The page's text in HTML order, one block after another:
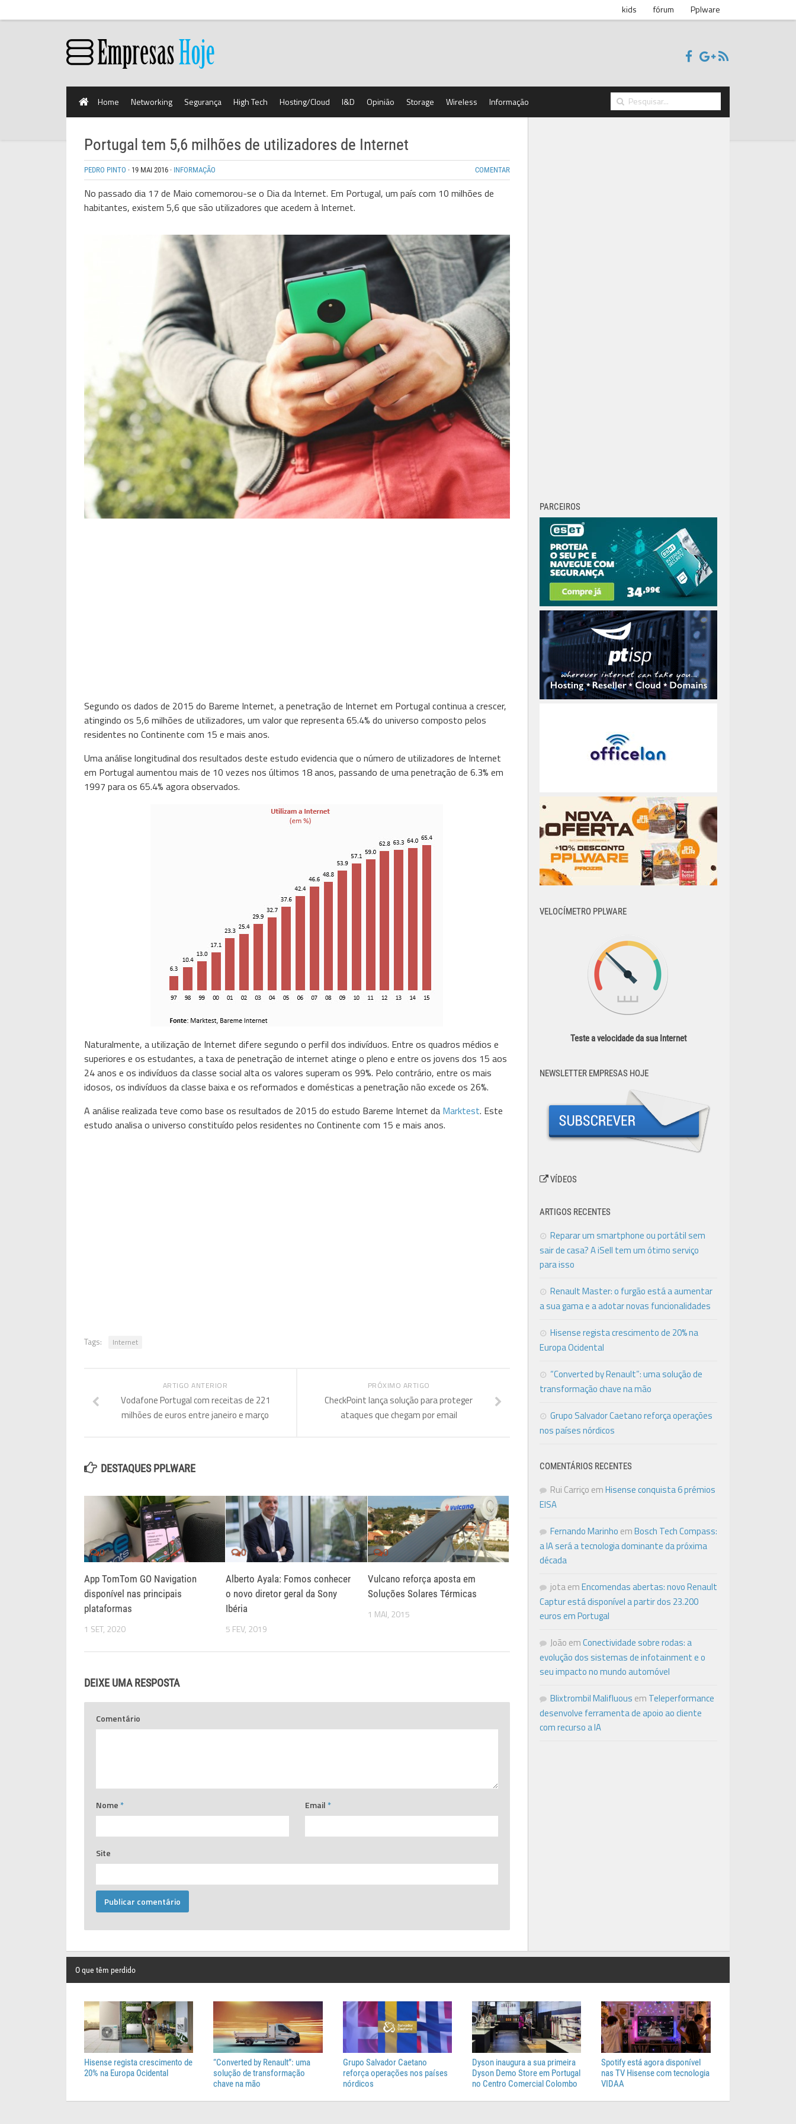
kids fórum Pplware
Home Networking Segurança High Tech Hosting/Cloud I&D Opinião Storage Wireless Informação
Portugal tem 5,6 milhões de utilizadores de Internet
PEDRO PINTO · 19 MAI 2016 · INFORMAÇÃO COMENTAR
No passado dia 17 de Maio comemorou-se o Dia da Internet. Em Portugal, um país com 10 milhões de
habitantes, existem 5,6 que são utilizadores que acedem à Internet.
Segundo os dados de 2015 do Bareme Internet, a penetração de Internet em Portugal continua a crescer,
atingindo os 5,6 milhões de utilizadores, um valor que representa 65.4% do universo composto pelos
residentes no Continente com 15 e mais anos.
Uma análise longitudinal dos resultados deste estudo evidencia que o número de utilizadores de Internet
em Portugal aumentou mais de 10 vezes nos últimos 18 anos, passando de uma penetração de 6.3% em
1997 para os 65.4% agora observados.
Naturalmente, a utilização de Internet difere segundo o perfil dos indivíduos. Entre os quadros médios e
superiores e os estudantes, a taxa de penetração de internet atinge o pleno e entre os jovens dos 15 aos
24 anos e os indivíduos da classe social alta os valores superam os 99%. Pelo contrário, entre os mais
idosos, os indivíduos da classe baixa e os reformados e domésticas a penetração não excede os 26%.
A análise realizada teve como base os resultados de 2015 do estudo Bareme Internet da Marktest. Este
estudo analisa o universo constituído pelos residentes no Continente com 15 e mais anos.
Tags: Internet
PRÓXIMO ARTIGO
CheckPoint lança solução para proteger
ataques que chegam por email
ARTIGO ANTERIOR
Vodafone Portugal com receitas de 221
milhões de euros entre janeiro e março
DESTAQUES PPLWARE
0
App TomTom GO Navigation
disponível nas principais
plataformas
1 SET, 2020
0
Alberto Ayala: Fomos conhecer
o novo diretor geral da Sony
Ibéria
5 FEV, 2019
0
Vulcano reforça aposta em
Soluções Solares Térmicas
1 MAI, 2015
DEIXE UMA RESPOSTA
Comentário
Nome * Email *
Site
PARCEIROS
VELOCÍMETRO PPLWARE
Teste a velocidade da sua Internet
NEWSLETTER EMPRESAS HOJE
VÍDEOS
ARTIGOS RECENTES
Reparar um smartphone ou portátil sem
sair de casa? A iSell tem um ótimo serviço
para isso
Renault Master: o furgão está a aumentar
a sua gama e a adotar novas funcionalidades
Hisense regista crescimento de 20% na
Europa Ocidental
“Converted by Renault”: uma solução de
transformação chave na mão
Grupo Salvador Caetano reforça operações
nos países nórdicos
COMENTÁRIOS RECENTES
Rui Carriço emHisense conquista 6 prémios
EISA
Fernando Marinho emBosch Tech Compass:
a IA será a tecnologia dominante da próxima
década
jotaemEncomendas abertas: novo Renault
Captur está disponível a partir dos 23.200
euros em Portugal
João emConectividade sobre rodas: a
evolução dos sistemas de infotainment e o
seu impacto no mundo automóvel
Blixtrombil Malifluous em Teleperformance
desenvolve ferramenta de apoio ao cliente
com recurso a IA
O que têm perdido
Hisense regista crescimento de
20% na Europa Ocidental
“Converted by Renault”: uma
solução de transformação
chave na mão
Grupo Salvador Caetano
reforça operações nos países
nórdicos
Dyson inaugura a sua primeira
Dyson Demo Store em Portugal
no Centro Comercial Colombo
Spotify está agora disponível
nas TV Hisense com tecnologia
VIDAA